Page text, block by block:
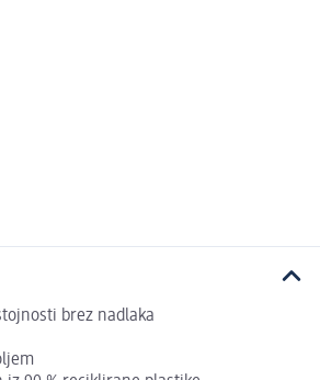
brez nadlaka